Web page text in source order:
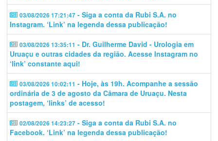
03/08/2026 17:21:47 - Siga a conta da Rubi S.A. no
Instagram. ‘Link’ na legenda dessa publicação!
03/08/2026 13:35:11 - Dr. Guilherme David - Urologia em
Uruaçu e outras cidades da região. Acesse Instagram no
‘link’ constante aqui!
03/08/2026 10:02:11 - Hoje, às 19h. Acompanhe a sessão
ordinária de 3 de agosto da Câmara de Uruaçu. Nesta
postagem, ‘links’ de acesso!
02/08/2026 14:23:27 - Siga a conta da Rubi S.A. no
Facebook. ‘Link’ na legenda dessa publicação!